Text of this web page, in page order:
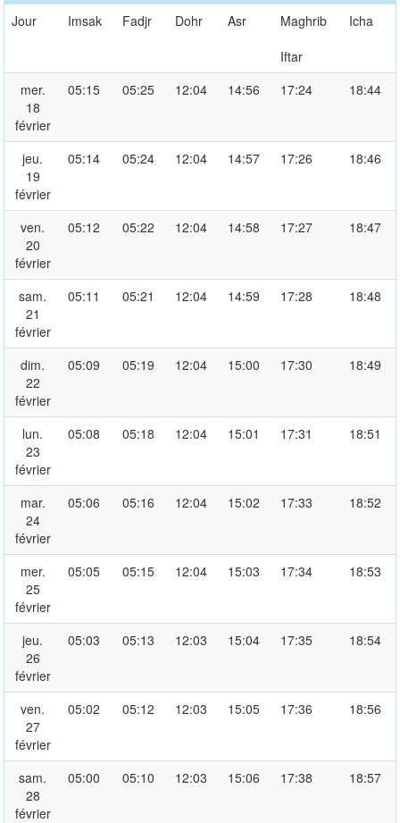
Jour Imsak Fadjr Dohr Asr
Maghrib
Iftar
Icha
mer.
18
février
05:15 05:25 12:04 14:56 17:24 18:44
jeu.
19
février
05:14 05:24 12:04 14:57 17:26 18:46
ven.
20
février
05:12 05:22 12:04 14:58 17:27 18:47
sam.
21
février
05:11 05:21 12:04 14:59 17:28 18:48
dim.
22
février
05:09 05:19 12:04 15:00 17:30 18:49
lun.
23
février
05:08 05:18 12:04 15:01 17:31 18:51
mar.
24
février
05:06 05:16 12:04 15:02 17:33 18:52
mer.
25
février
05:05 05:15 12:04 15:03 17:34 18:53
jeu.
26
février
05:03 05:13 12:03 15:04 17:35 18:54
ven.
27
février
05:02 05:12 12:03 15:05 17:36 18:56
sam.
28
février
05:00 05:10 12:03 15:06 17:38 18:57